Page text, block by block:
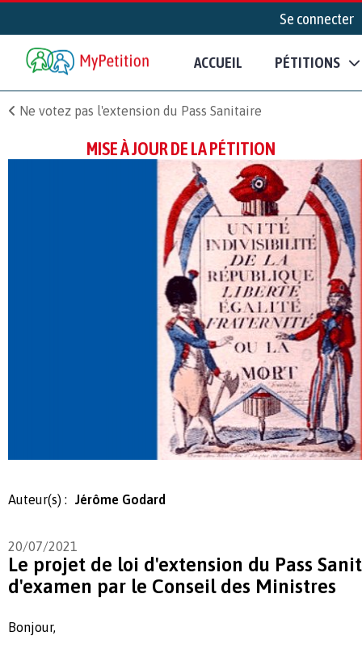
Se connecter
ACCUEIL PÉTITIONS
Ne votez pas l'extension du Pass Sanitaire
MISE À JOUR DE LA PÉTITION
Auteur(s) : Jérôme Godard
20/07/2021
Le projet de loi d'extension du Pass
d'examen par le Conseil des Ministres
Bonjour,